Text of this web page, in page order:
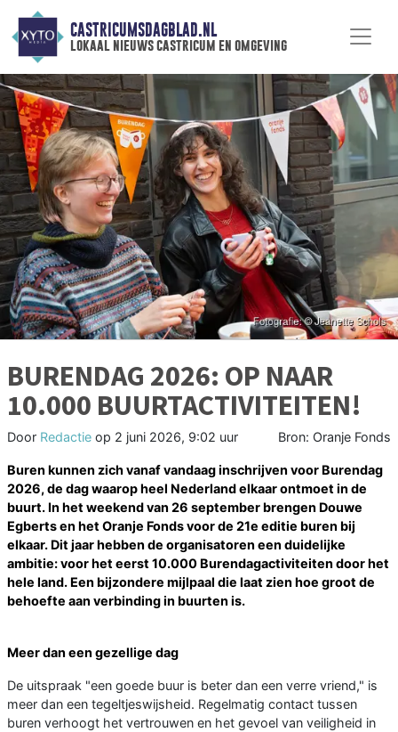
CASTRICUMSDAGBLAD.NL
lokaal nieuws castricum en omgeving
BURENDAG 2026: OP NAAR
10.000 BUURTACTIVITEITEN!
Door Redactie op 2 juni 2026, 9:02 uur Bron: Oranje Fonds
Buren kunnen zich vanaf vandaag inschrijven voor Burendag
2026, de dag waarop heel Nederland elkaar ontmoet in de
buurt. In het weekend van 26 september brengen Douwe
Egberts en het Oranje Fonds voor de 21e editie buren bij
elkaar. Dit jaar hebben de organisatoren een duidelijke
ambitie: voor het eerst 10.000 Burendagactiviteiten door het
hele land. Een bijzondere mijlpaal die laat zien hoe groot de
behoefte aan verbinding in buurten is.
Meer dan een gezellige dag
De uitspraak "een goede buur is beter dan een verre vriend," is
meer dan een tegeltjeswijsheid. Regelmatig contact tussen
buren verhoogt het vertrouwen en het gevoel van veiligheid in